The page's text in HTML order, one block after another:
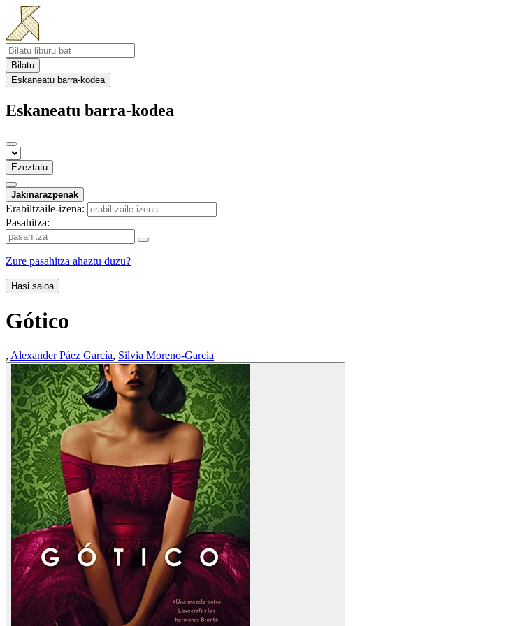
Bilatu
Eskaneatu barra-kodea
Eskaneatu barra-kodea
Ezeztatu
Jakinarazpenak
Erabiltzaile-izena:
Pasahitza:
Zure pasahitza ahaztu duzu?
Hasi saioa
Gótico
, Alexander Páez García, Silvia Moreno-Garcia